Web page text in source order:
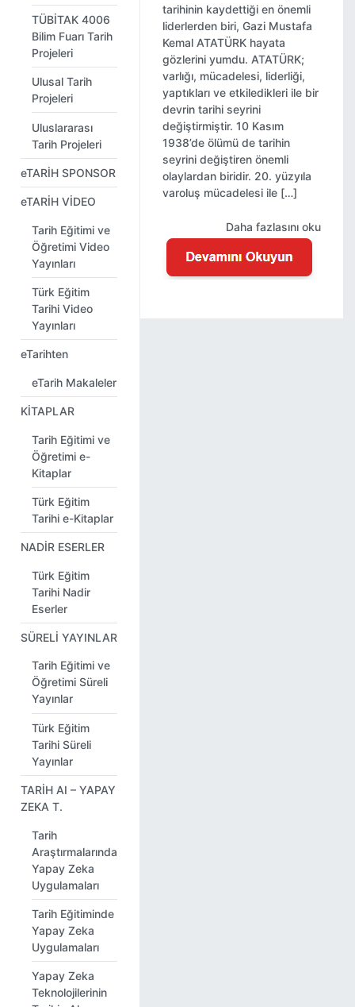
tarihinin kaydettiği en önemli
liderlerden biri, Gazi Mustafa
Kemal ATATÜRK hayata
gözlerini yumdu. ATATÜRK;
varlığı, mücadelesi, liderliği,
yaptıkları ve etkiledikleri ile bir
devrin tarihi seyrini
değiştirmiştir. 10 Kasım
1938’de ölümü de tarihin
seyrini değiştiren önemli
olaylardan biridir. 20. yüzyıla
varoluş mücadelesi ile […]
Daha fazlasını oku
TÜBİTAK 4006
Bilim Fuarı Tarih
Projeleri
Ulusal Tarih
Projeleri
Uluslararası
Tarih Projeleri
eTARİH SPONSOR
eTARİH VİDEO
Tarih Eğitimi ve
Öğretimi Video
Yayınları
Türk Eğitim
Tarihi Video
Yayınları
eTarihten
eTarih Makaleler
KİTAPLAR
Tarih Eğitimi ve
Öğretimi e-
Kitaplar
Türk Eğitim
Tarihi e-Kitaplar
NADİR ESERLER
Türk Eğitim
Tarihi Nadir
Eserler
SÜRELİ YAYINLAR
Tarih Eğitimi ve
Öğretimi Süreli
Yayınlar
Türk Eğitim
Tarihi Süreli
Yayınlar
TARİH AI – YAPAY
ZEKA T.
Tarih
Araştırmalarında
Yapay Zeka
Uygulamaları
Tarih Eğitiminde
Yapay Zeka
Uygulamaları
Yapay Zeka
Teknolojilerinin